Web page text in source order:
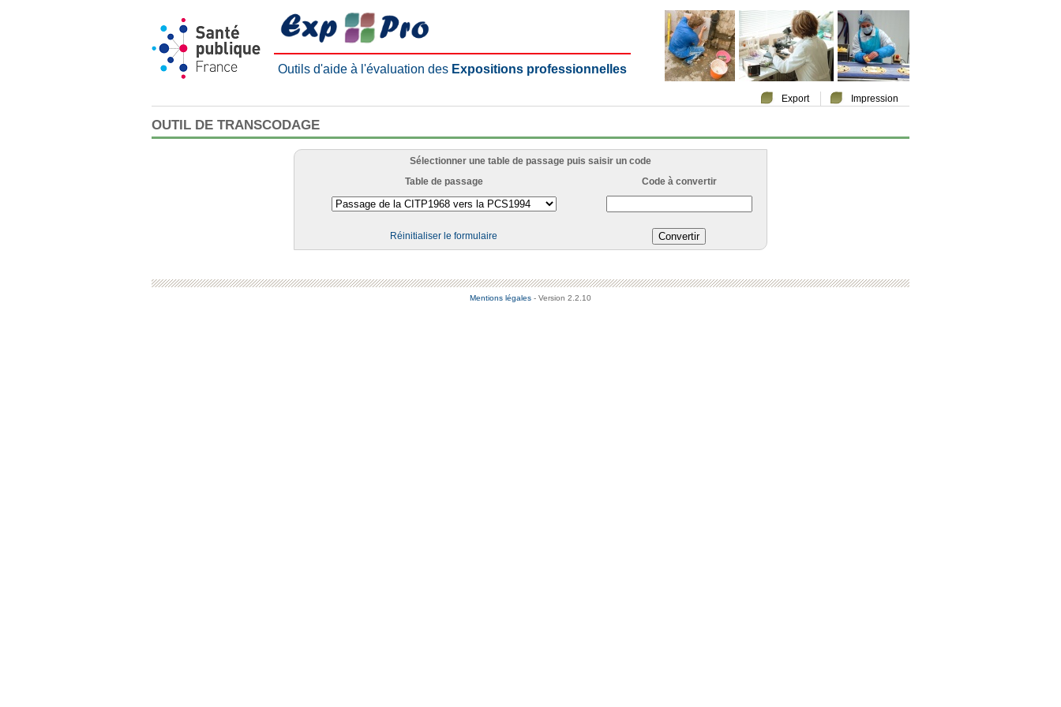
Outils d'aide à l'évaluation des Expositions professionnelles
Export Impression
OUTIL DE TRANSCODAGE
Sélectionner une table de passage puis saisir un code
Table de passage
Code à convertir
Réinitialiser le formulaire
Mentions légales - Version 2.2.10